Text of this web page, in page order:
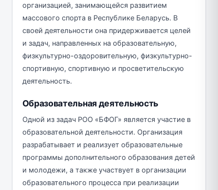
организацией, занимающейся развитием
массового спорта в Республике Беларусь. В
своей деятельности она придерживается целей
и задач, направленных на образовательную,
физкультурно-оздоровительную, физкультурно-
спортивную, спортивную и просветительскую
деятельность.
Образовательная деятельность
Одной из задач РОО «БФОГ» является участие в
образовательной деятельности. Организация
разрабатывает и реализует образовательные
программы дополнительного образования детей
и молодежи, а также участвует в организации
образовательного процесса при реализации